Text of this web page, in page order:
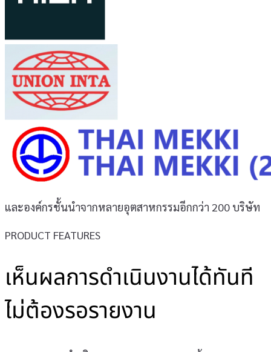
และองค์กรชั้นนำจากหลายอุตสาหกรรมอีกกว่า 200 บริษัท
PRODUCT FEATURES
เห็นผลการดำเนินงานได้ทันที
ไม่ต้องรอรายงาน